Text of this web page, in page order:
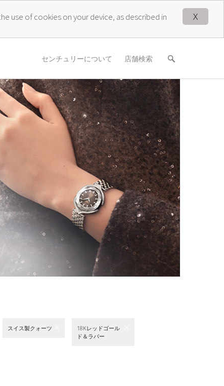
X
use of cookies on your device, as described in
センチュリーについて 店舗検索
スイス製クォーツ
18Kレッドゴール
ド＆ラバー